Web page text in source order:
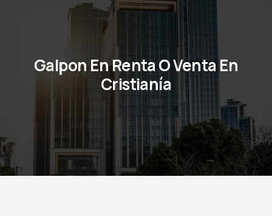
Galpon En Renta O Venta En
Cristianía